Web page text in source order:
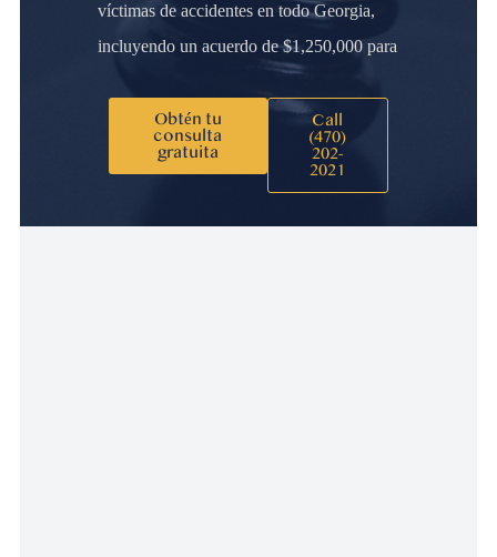
víctimas de accidentes en todo Georgia,
incluyendo un acuerdo de $1,250,000 para
Obtén tu
consulta
gratuita
Call
(470)
202-
2021